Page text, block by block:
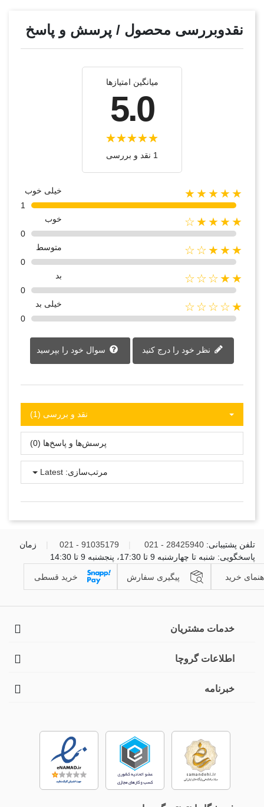
نقدوبررسی محصول / پرسش و پاسخ
میانگین امتیازها
5.0
1 نقد و بررسی
★★★★★
خیلی خوب
1
★★★★☆
خوب
0
★★★☆☆
متوسط
0
★★☆☆☆
بد
0
★☆☆☆☆
خیلی بد
0
سوال خود را بپرسید
نقد و بررسی‌‌ (1)
پرسش‌ها و پاسخ‌ها (0)
مرتب‌سازی: Latest
تلفن پشتیبانی: 28425940 - 021
91035179 - 021
زمان
پاسخگویی: شنبه تا چهارشنبه 9 تا 17:30، پنجشنبه 9 تا 14:30
خرید پیگیری سفارش خرید قسطی
خدمات مشتریان
اطلاعات گروچا
خبرنامه